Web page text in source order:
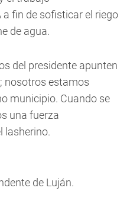
fin de sofisticar el riego
de agua.
del presidente apunten
nosotros estamos
municipio. Cuando se
una fuerza
lasherino.
de Luján.